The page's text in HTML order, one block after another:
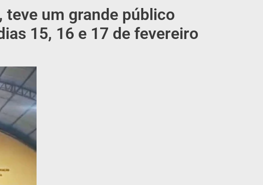
teve um grande público
15, 16 e 17 de fevereiro